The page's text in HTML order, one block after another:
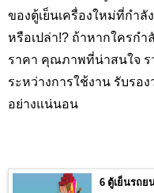
ของตู้เย็นเครื่องใหม่ที่กำ
หรือเปล่า!? ถ้าหากใครกำ
ราคา คุณภาพที่น่าสนใจ
ระหว่างการใช้งาน รับร
อย่างแน่นอน
6 ตู้เย็นรถย